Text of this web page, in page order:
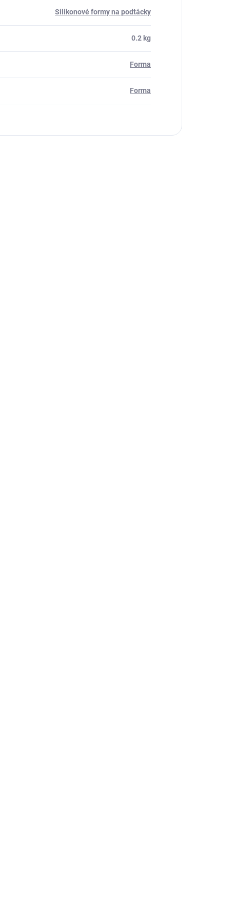
Silikonové formy na podtácky
0.2 kg
Forma
Forma